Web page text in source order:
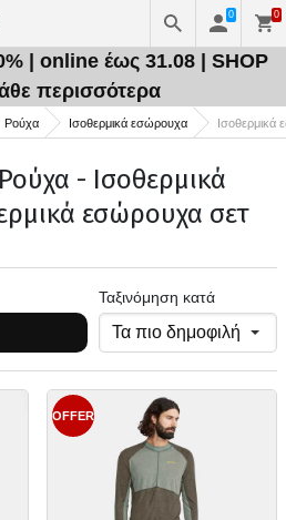
0 0
| online έως 31.08 | SHOP
περισσότερα
Ρούχα Ισοθερμικά εσώρουχα Ισοθερμικά
- Ισοθερμικά
εσώρουχα σετ
Ταξινόμηση κατά
OFFER